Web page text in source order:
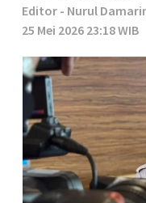
Editor - Nurul
25 Mei 2026 23:18 WIB